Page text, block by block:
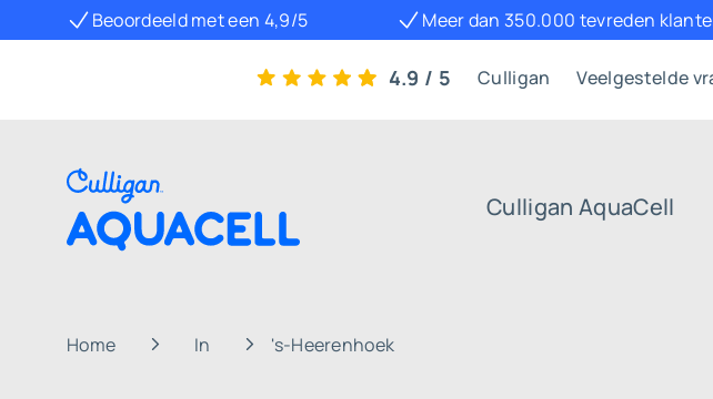
Beoordeeld met een 4,9/5 Meer dan 350.000 tevreden
4.9 / 5 Culligan Veelgestelde
Culligan AquaCell
Home In 's-Heerenhoek